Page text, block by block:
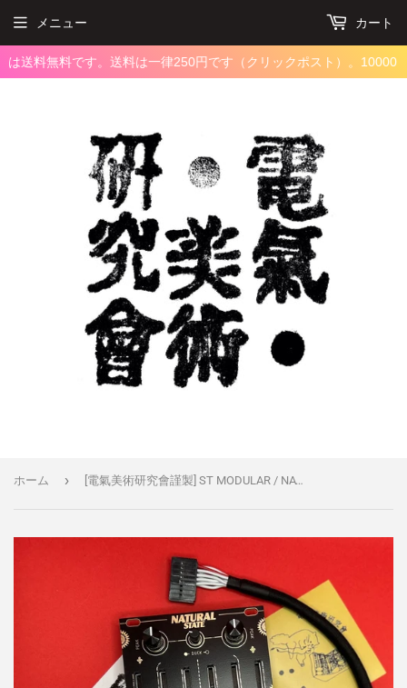
送料無料です。送料は一律250円です（クリックポスト）。10000円
メニュー カート
ホーム › [電氣美術研究會謹製] ST MODULAR / NATURAL STATE